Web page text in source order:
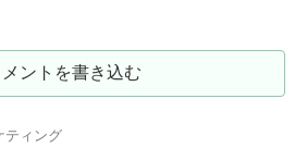
メントを書き込む
ティング